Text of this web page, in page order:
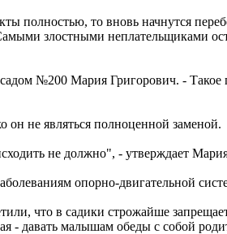
полностью, то вновь начнутся
злостными неплательщиками
№200 Мария Григорович. - Такое
не являться полноценной заменой.
не должно", - утверждает
опорно-двигательной
что в садики строжайше
- давать малышам обеды с собой